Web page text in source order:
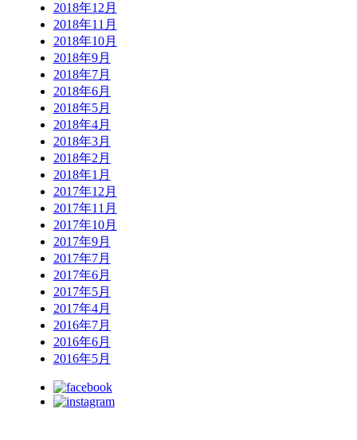
2018年12月
2018年11月
2018年10月
2018年9月
2018年7月
2018年6月
2018年5月
2018年4月
2018年3月
2018年2月
2018年1月
2017年12月
2017年11月
2017年10月
2017年9月
2017年7月
2017年6月
2017年5月
2017年4月
2016年7月
2016年6月
2016年5月